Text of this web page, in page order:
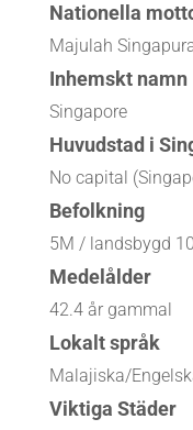
Nationella
Majulah
Inhemskt namn
Singapore
Huvudstad i
No capital
Befolkning
5M / landsbygd
Medelålder
42.4 år gammal
Lokalt språk
Malajiska/
Viktiga Städer